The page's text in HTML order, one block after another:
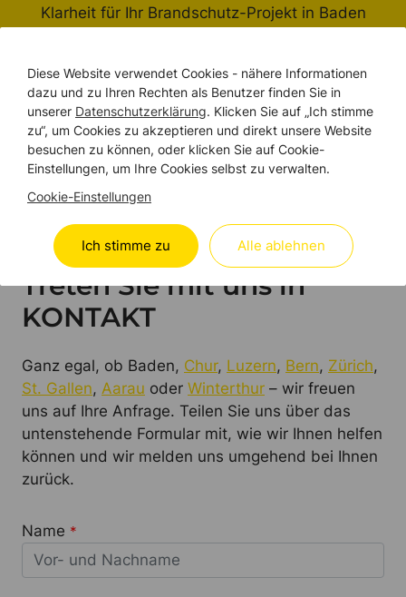
Klarheit für Ihr Brandschutz-Projekt in Baden
Budgetrechner erleben
WIR SIND DA
Treten Sie mit uns in
KONTAKT
Ganz egal, ob Baden, Chur, Luzern, Bern, Zürich,
St. Gallen, Aarau oder Winterthur – wir freuen
uns auf Ihre Anfrage. Teilen Sie uns über das
untenstehende Formular mit, wie wir Ihnen helfen
können und wir melden uns umgehend bei Ihnen
zurück.
Name *
Diese Website verwendet Cookies - nähere Informationen
dazu und zu Ihren Rechten als Benutzer finden Sie in
unserer Datenschutzerklärung. Klicken Sie auf „Ich stimme
zu“, um Cookies zu akzeptieren und direkt unsere Website
besuchen zu können, oder klicken Sie auf Cookie-
Einstellungen, um Ihre Cookies selbst zu verwalten.
Cookie-Einstellungen
Ich stimme zu Alle ablehnen